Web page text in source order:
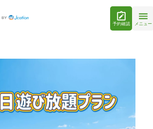
予約確認 メニュー